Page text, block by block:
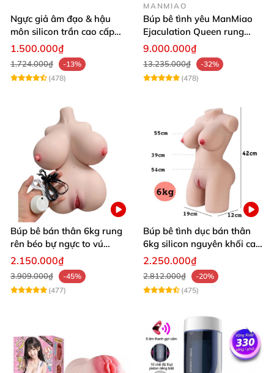
Ngực giả âm đạo & hậu
môn silicon trần cao cấp
mềm mịn - Man
Mastuebator 3kg
1.500.000₫
1.724.000₫
-13%
(478)
MANMIAO
Búp bê tình yêu ManMiao
Ejaculation Queen rung
cảm biến sưởi ấm phun
nước thông minh
9.000.000₫
13.235.000₫
-32%
(478)
Búp bê bán thân 6kg rung
rên béo bự ngực to vú
khủng siêu múp
2.150.000₫
3.909.000₫
-45%
(477)
Búp bê tình dục bán thân
6kg silicon nguyên khối cao
cấp giá rẻ
2.250.000₫
2.812.000₫
-20%
(475)